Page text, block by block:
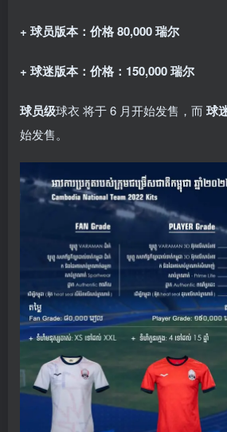
+ 球员版本：价格 80,000 瑞尔
+ 球迷版本：价格：150,000 瑞尔
球员级球衣 将于 6 月开始发售，而球
始发售。